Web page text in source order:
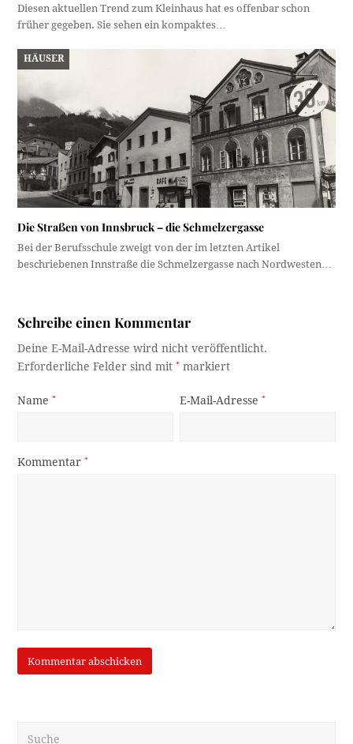
Diesen aktuellen Trend zum Kleinhaus hat es offenbar schon
früher gegeben. Sie sehen ein kompaktes…
HÄUSER
Die Straßen von Innsbruck – die Schmelzergasse
Bei der Berufsschule zweigt von der im letzten Artikel
beschriebenen Innstraße die Schmelzergasse nach Nordwesten…
Schreibe einen Kommentar
Deine E-Mail-Adresse wird nicht veröffentlicht.
Erforderliche Felder sind mit* markiert
Name* E-Mail-Adresse*
Kommentar*